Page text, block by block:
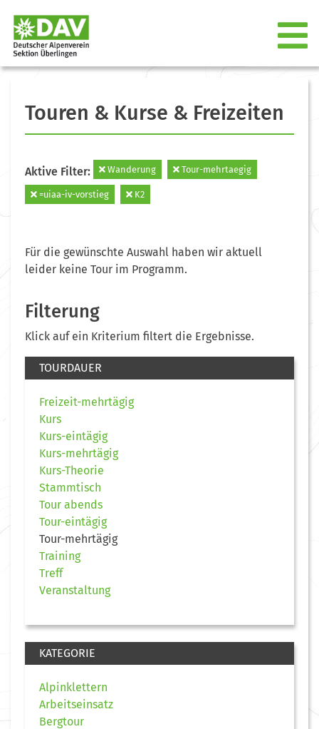
Touren & Kurse & Freizeiten
Aktive Filter: Wanderung Tour-mehrtaegig
=uiaa-iv-vorstieg K2
Für die gewünschte Auswahl haben wir aktuell
leider keine Tour im Programm.
Filterung
Klick auf ein Kriterium filtert die Ergebnisse.
TOURDAUER
Freizeit-mehrtägig
Kurs
Kurs-eintägig
Kurs-mehrtägig
Kurs-Theorie
Stammtisch
Tour abends
Tour-eintägig
Tour-mehrtägig
Training
Treff
Veranstaltung
KATEGORIE
Alpinklettern
Arbeitseinsatz
Bergtour